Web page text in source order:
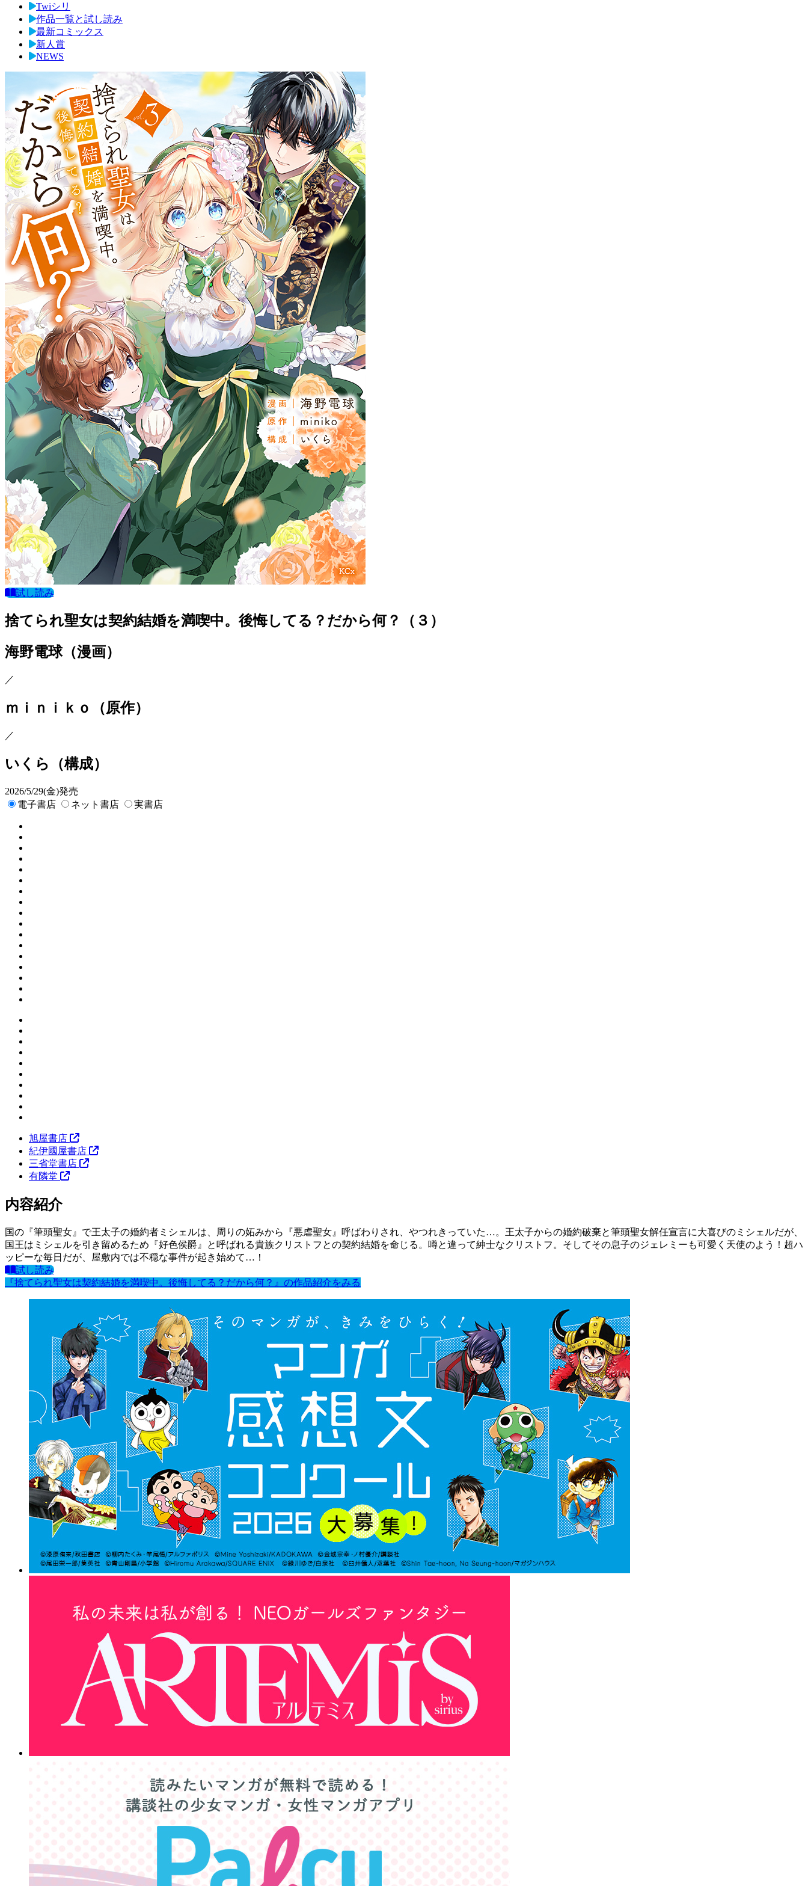
Twiシリ
作品一覧と試し読み
最新コミックス
新人賞
NEWS
試し読み
捨てられ聖女は契約結婚を満喫中。後悔してる？だから何？（３）
海野電球（漫画）
／
ｍｉｎｉｋｏ （原作）
／
いくら （構成）
2026/5/29(金)発売
電子書店
ネット書店 実書店
旭屋書店
紀伊國屋書店
三省堂書店
有隣堂
内容紹介
国の『筆頭聖女』で王太子の婚約者ミシェルは、周りの妬みから『悪虐聖女』呼ばわりされ、やつれきっていた…。王太子からの婚約破棄と筆頭聖女解任宣言に大喜びのミシェルだが、
国王はミシェルを引き留めるため『好色侯爵』と呼ばれる貴族クリストフとの契約結婚を命じる。噂と違って紳士なクリストフ。そしてその息子のジェレミーも可愛く天使のよう！超ハ
ッピーな毎日だが、屋敷内では不穏な事件が起き始めて…！
試し読み
『捨てられ聖女は契約結婚を満喫中。後悔してる？だから何？』の作品紹介をみる